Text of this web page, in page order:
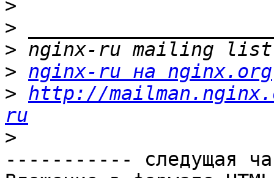
>
>
>
> nginx-ru на nginx.org
> http://
ru
>
----------- следущая